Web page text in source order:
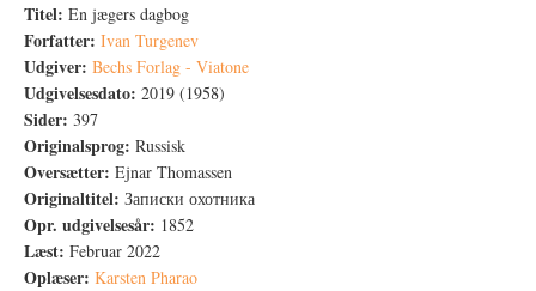
Titel: En jægers dagbog
Forfatter: Ivan Turgenev
Udgiver: Bechs Forlag - Viatone
Udgivelsesdato: 2019 (1958)
Sider: 397
Originalsprog: Russisk
Oversætter: Ejnar Thomassen
Originaltitel: Записки охотника
Opr. udgivelsesår: 1852
Læst: Februar 2022
Oplæser: Karsten Pharao